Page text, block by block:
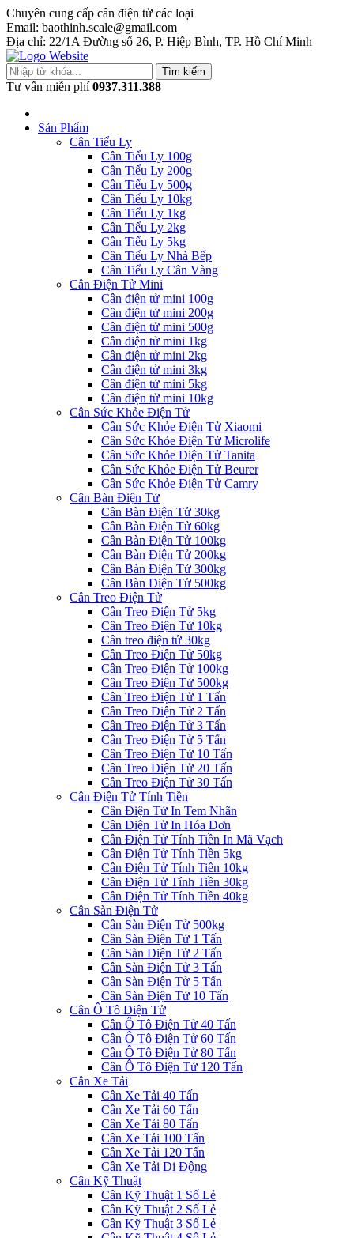
Chuyên cung cấp cân điện tử các loại
Email: baothinh.scale@gmail.com
Địa chỉ: 22/1A Đường số 26, P. Hiệp Bình, TP. Hồ Chí Minh
Tìm kiếm
Tư vấn miễn phí 0937.311.388
Sản Phẩm
Cân Tiểu Ly
Cân Tiểu Ly 100g
Cân Tiểu Ly 200g
Cân Tiểu Ly 500g
Cân Tiểu Ly 10kg
Cân Tiểu Ly 1kg
Cân Tiểu Ly 2kg
Cân Tiểu Ly 5kg
Cân Tiểu Ly Nhà Bếp
Cân Tiểu Ly Cân Vàng
Cân Điện Tử Mini
Cân điện tử mini 100g
Cân điện tử mini 200g
Cân điện tử mini 500g
Cân điện tử mini 1kg
Cân điện tử mini 2kg
Cân điện tử mini 3kg
Cân điện tử mini 5kg
Cân điện tử mini 10kg
Cân Sức Khỏe Điện Tử
Cân Sức Khỏe Điện Tử Xiaomi
Cân Sức Khỏe Điện Tử Microlife
Cân Sức Khỏe Điện Tử Tanita
Cân Sức Khỏe Điện Tử Beurer
Cân Sức Khỏe Điện Tử Camry
Cân Bàn Điện Tử
Cân Bàn Điện Tử 30kg
Cân Bàn Điện Tử 60kg
Cân Bàn Điện Tử 100kg
Cân Bàn Điện Tử 200kg
Cân Bàn Điện Tử 300kg
Cân Bàn Điện Tử 500kg
Cân Treo Điện Tử
Cân Treo Điện Tử 5kg
Cân Treo Điện Tử 10kg
Cân treo điện tử 30kg
Cân Treo Điện Tử 50kg
Cân Treo Điện Tử 100kg
Cân Treo Điện Tử 500kg
Cân Treo Điện Tử 1 Tấn
Cân Treo Điện Tử 2 Tấn
Cân Treo Điện Tử 3 Tấn
Cân Treo Điện Tử 5 Tấn
Cân Treo Điện Tử 10 Tấn
Cân Treo Điện Tử 20 Tấn
Cân Treo Điện Tử 30 Tấn
Cân Điện Tử Tính Tiền
Cân Điện Tử In Tem Nhãn
Cân Điện Tử In Hóa Đơn
Cân Điện Tử Tính Tiền In Mã Vạch
Cân Điện Tử Tính Tiền 5kg
Cân Điện Tử Tính Tiền 10kg
Cân Điện Tử Tính Tiền 30kg
Cân Điện Tử Tính Tiền 40kg
Cân Sàn Điện Tử
Cân Sàn Điện Tử 500kg
Cân Sàn Điện Tử 1 Tấn
Cân Sàn Điện Tử 2 Tấn
Cân Sàn Điện Tử 3 Tấn
Cân Sàn Điện Tử 5 Tấn
Cân Sàn Điện Tử 10 Tấn
Cân Ô Tô Điện Tử
Cân Ô Tô Điện Tử 40 Tấn
Cân Ô Tô Điện Tử 60 Tấn
Cân Ô Tô Điện Tử 80 Tấn
Cân Ô Tô Điện Tử 120 Tấn
Cân Xe Tải
Cân Xe Tải 40 Tấn
Cân Xe Tải 60 Tấn
Cân Xe Tải 80 Tấn
Cân Xe Tải 100 Tấn
Cân Xe Tải 120 Tấn
Cân Xe Tải Di Động
Cân Kỹ Thuật
Cân Kỹ Thuật 1 Số Lẻ
Cân Kỹ Thuật 2 Số Lẻ
Cân Kỹ Thuật 3 Số Lẻ